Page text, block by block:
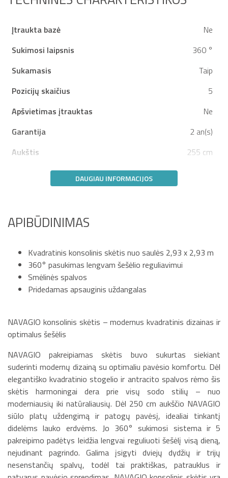
Įtraukta bazė
Ne
Sukimosi laipsnis
360 °
Sukamasis
Taip
Pozicijų skaičius
5
Apšvietimas įtrauktas
Ne
Garantija
2 an(s)
Aukštis
255 cm
DAUGIAU INFORMACIJOS
APIBŪDINIMAS
Kvadratinis konsolinis skėtis nuo saulės 2,93 x 2,93 m
360° pasukimas lengvam šešėlio reguliavimui
Smėlinės spalvos
Pridedamas apsauginis uždangalas
NAVAGIO konsolinis skėtis – modernus kvadratinis dizainas ir
optimalus šešėlis
NAVAGIO pakreipiamas skėtis buvo sukurtas siekiant
suderinti modernų dizainą su optimaliu pavėsio komfortu. Dėl
elegantiško kvadratinio stogelio ir antracito spalvos rėmo šis
skėtis harmoningai dera prie visų sodo stilių – nuo
moderniausių iki natūraliausių. Dėl 250 cm aukščio NAVAGIO
siūlo platų uždengimą ir patogų pavėsį, idealiai tinkantį
didelėms lauko erdvėms. Jo 360° sukimosi sistema ir 5
pakreipimo padėtys leidžia lengvai reguliuoti šešėlį visą dieną,
nejudinant pagrindo. Galima įsigyti dviejų dydžių ir trijų
nesenstančių spalvų, todėl tai praktiškas, patrauklus ir